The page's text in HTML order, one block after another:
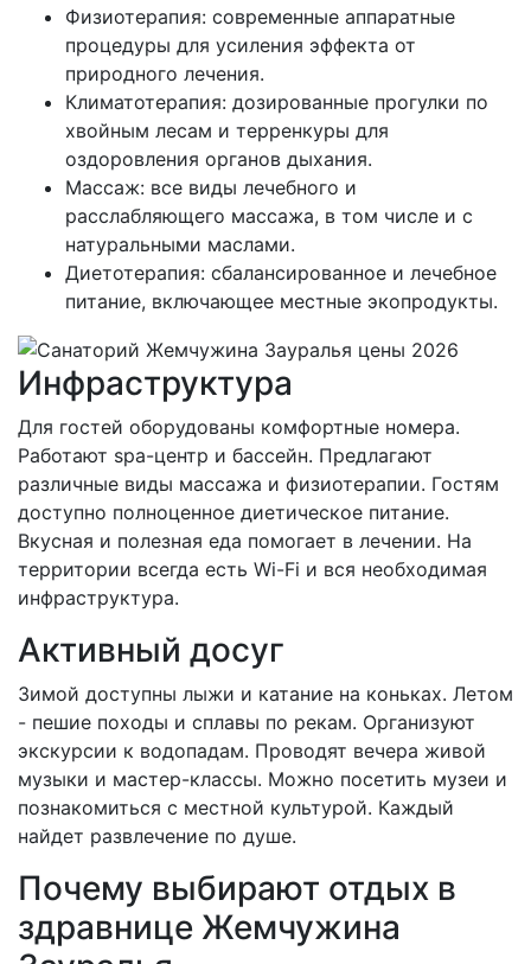
Физиотерапия: современные аппаратные
процедуры для усиления эффекта от
природного лечения.
Климатотерапия: дозированные прогулки по
хвойным лесам и терренкуры для
оздоровления органов дыхания.
Массаж: все виды лечебного и
расслабляющего массажа, в том числе и с
натуральными маслами.
Диетотерапия: сбалансированное и лечебное
питание, включающее местные экопродукты.
Инфраструктура
Для гостей оборудованы комфортные номера.
Работают spa-центр и бассейн. Предлагают
различные виды массажа и физиотерапии. Гостям
доступно полноценное диетическое питание.
Вкусная и полезная еда помогает в лечении. На
территории всегда есть Wi-Fi и вся необходимая
инфраструктура.
Активный досуг
Зимой доступны лыжи и катание на коньках. Летом
- пешие походы и сплавы по рекам. Организуют
экскурсии к водопадам. Проводят вечера живой
музыки и мастер-классы. Можно посетить музеи и
познакомиться с местной культурой. Каждый
найдет развлечение по душе.
Почему выбирают отдых в
здравнице Жемчужина